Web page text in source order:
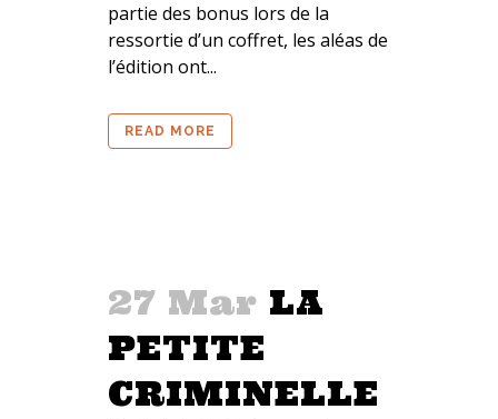
partie des bonus lors de la
ressortie d’un coffret, les aléas de
l’édition ont...
READ MORE
27 Mar LA
PETITE
CRIMINELLE